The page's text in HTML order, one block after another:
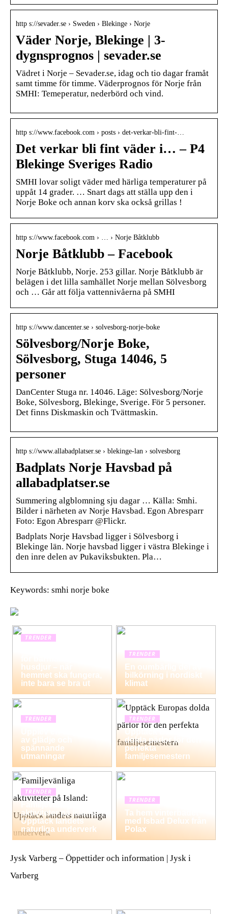
http s://sevader.se › Sweden › Blekinge › Norje
Väder Norje, Blekinge | 3-
dygnsprognos | sevader.se
Vädret i Norje – Sevader.se, idag och tio dagar framåt
samt timme för timme. Väderprognos för Norje från
SMHI: Temeperatur, nederbörd och vind.
http s://www.facebook.com › posts › det-verkar-bli-fint-…
Det verkar bli fint väder i… – P4
Blekinge Sveriges Radio
SMHI lovar soligt väder med härliga temperaturer på
uppåt 14 grader. … Snart dags att ställa upp den i
Norje Boke och annan korv ska också grillas !
http s://www.facebook.com › … › Norje Båtklubb
Norje Båtklubb – Facebook
Norje Båtklubb, Norje. 253 gillar. Norje Båtklubb är
belägen i det lilla samhället Norje mellan Sölvesborg
och … Går att följa vattennivåerna på SMHI
http s://www.dancenter.se › solvesborg-norje-boke
Sölvesborg/Norje Boke,
Sölvesborg, Stuga 14046, 5
personer
DanCenter Stuga nr. 14046. Läge: Sölvesborg/Norje
Boke, Sölvesborg, Blekinge, Sverige. För 5 personer.
Det finns Diskmaskin och Tvättmaskin.
http s://www.allabadplatser.se › blekinge-lan › solvesborg
Badplats Norje Havsbad på
allabadplatser.se
Summering algblomning sju dagar … Källa: Smhi.
Bilder i närheten av Norje Havsbad. Egon Abresparr
Foto: Egon Abresparr @Flickr.
Badplats Norje Havsbad ligger i Sölvesborg i
Blekinge län. Norje havsbad ligger i västra Blekinge i
den inre delen av Pukaviksbukten. Pla…
Keywords: smhi norje boke
TRENDER
husdjur – när
hemmet ska fungera,
inte bara se bra ut
TRENDER
En oumbärlig del av
bilkörning i nordiskt
klimat
TRENDER
av glädje och
spännande
utmaningar
TRENDER
Upptäck Europas
dolda pärlor för den
perfekta
familjesemestern
TRENDER
Familjevänliga
aktiviteter på Island:
Upptäck landets
naturliga underverk
TRENDER
Ta hem vinterbadet
med Isbad Delux från
Polax
Jysk Varberg – Öppettider och information | Jysk i
Varberg